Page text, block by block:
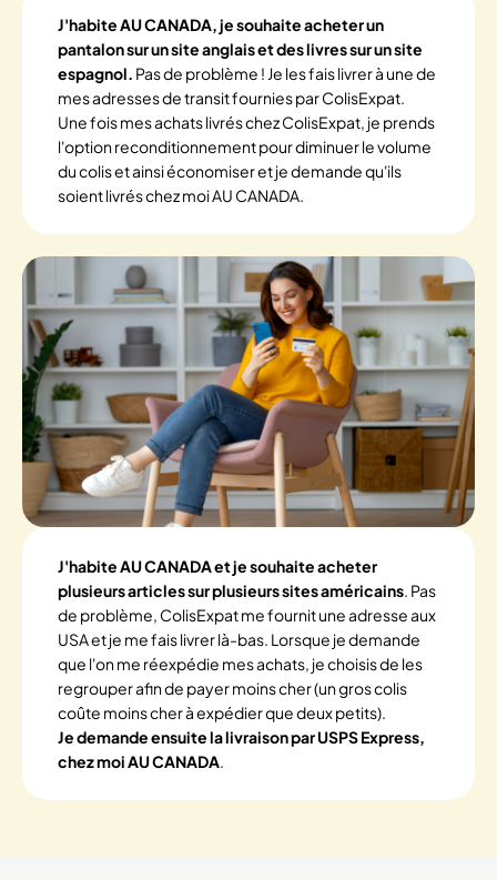
J'habite AU CANADA, je souhaite acheter un
pantalon sur un site anglais et des livres sur un site
espagnol. Pas de problème ! Je les fais livrer à une de
mes adresses de transit fournies par ColisExpat.
Une fois mes achats livrés chez ColisExpat, je prends
l'option reconditionnement pour diminuer le volume
du colis et ainsi économiser et je demande qu'ils
soient livrés chez moi AU CANADA.
J'habite AU CANADA et je souhaite acheter
plusieurs articles sur plusieurs sites américains. Pas
de problème, ColisExpat me fournit une adresse aux
USA et je me fais livrer là-bas. Lorsque je demande
que l'on me réexpédie mes achats, je choisis de les
regrouper afin de payer moins cher (un gros colis
coûte moins cher à expédier que deux petits).
Je demande ensuite la livraison par USPS Express,
chez moi AU CANADA.